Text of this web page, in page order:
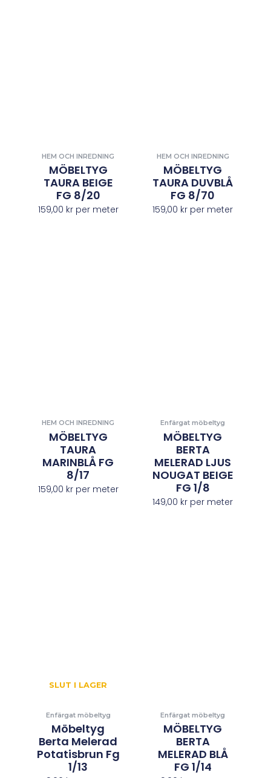
HEM OCH INREDNING
MÖBELTYG
TAURA BEIGE
FG 8/20
159,00 krper meter
HEM OCH INREDNING
MÖBELTYG
TAURA DUVBLÅ
FG 8/70
159,00 kr per meter
HEM OCH INREDNING
MÖBELTYG
TAURA
MARINBLÅ FG
8/17
159,00 krper meter
Enfärgat möbeltyg
MÖBELTYG
BERTA
MELERAD LJUS
NOUGAT BEIGE
FG 1/8
149,00 kr per meter
SLUT I LAGER
Enfärgat möbeltyg
Möbeltyg
Berta Melerad
Potatisbrun Fg
1/13
Enfärgat möbeltyg
MÖBELTYG
BERTA
MELERAD BLÅ
FG 1/14